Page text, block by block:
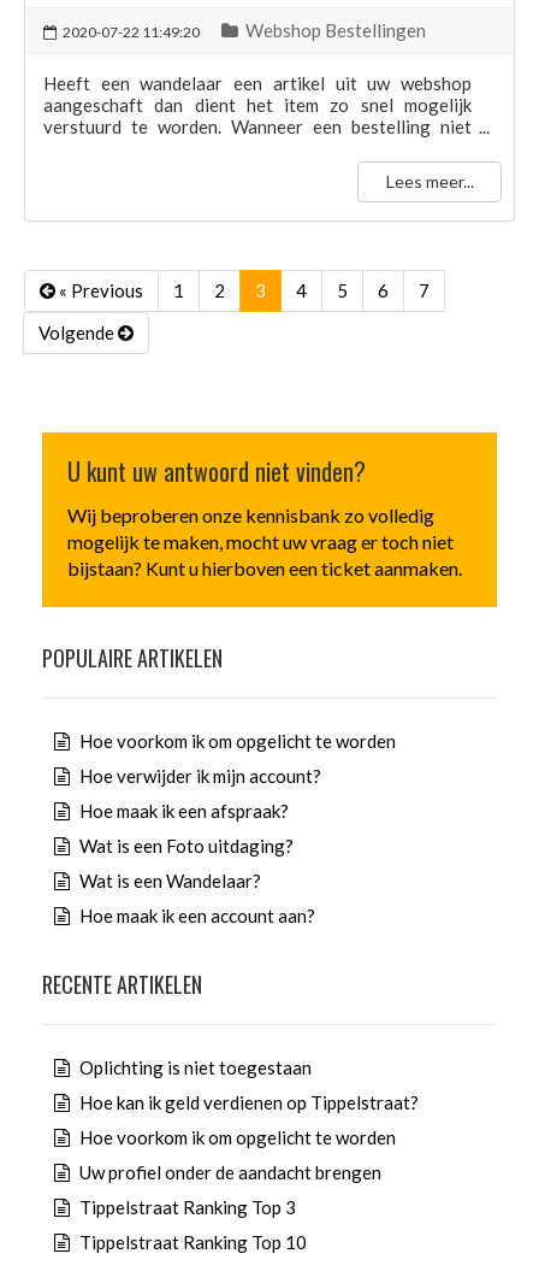
2020-07-22 11:49:20 Webshop Bestellingen
Heeft een wandelaar een artikel uit uw webshop
aangeschaft dan dient het item zo snel mogelijk
verstuurd te worden. Wanneer een bestelling niet
Lees meer...
« Previous 1 2 3 (current)
4 5 6
7
Volgende
U kunt uw antwoord niet vinden?
Wij beproberen onze kennisbank zo volledig
mogelijk te maken, mocht uw vraag er toch niet
bijstaan? Kunt u hierboven een ticket aanmaken.
POPULAIRE ARTIKELEN
Hoe voorkom ik om opgelicht te worden
Hoe verwijder ik mijn account?
Hoe maak ik een afspraak?
Wat is een Foto uitdaging?
Wat is een Wandelaar?
Hoe maak ik een account aan?
RECENTE ARTIKELEN
Oplichting is niet toegestaan
Hoe kan ik geld verdienen op Tippelstraat?
Hoe voorkom ik om opgelicht te worden
Uw profiel onder de aandacht brengen
Tippelstraat Ranking Top 3
Tippelstraat Ranking Top 10